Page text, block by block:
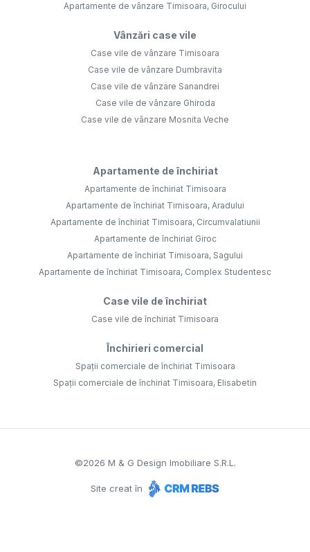
Apartamente de vânzare Timisoara, Girocului
Vânzări case vile
Case vile de vânzare Timisoara
Case vile de vânzare Dumbravita
Case vile de vânzare Sanandrei
Case vile de vânzare Ghiroda
Case vile de vânzare Mosnita Veche
Apartamente de închiriat
Apartamente de închiriat Timisoara
Apartamente de închiriat Timisoara, Aradului
Apartamente de închiriat Timisoara, Circumvalatiunii
Apartamente de închiriat Giroc
Apartamente de închiriat Timisoara, Sagului
Apartamente de închiriat Timisoara, Complex Studentesc
Case vile de închiriat
Case vile de închiriat Timisoara
Închirieri comercial
Spații comerciale de închiriat Timisoara
Spații comerciale de închiriat Timisoara, Elisabetin
©2026 M & G Design Imobiliare S.R.L.
Site creat în